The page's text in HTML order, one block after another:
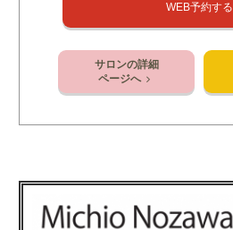
WEB予約する
サロンの詳細
ページへ